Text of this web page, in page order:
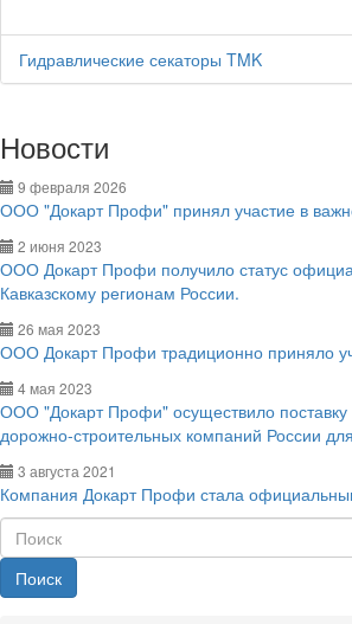
Гидравлические секаторы TMK
Новости
9 февраля 2026
ООО "Докарт Профи" принял участие в
2 июня 2023
ООО Докарт Профи получило статус
Кавказскому регионам России.
26 мая 2023
ООО Докарт Профи традиционно приняло
4 мая 2023
ООО "Докарт Профи" осуществило
дорожно-строительных компаний России
3 августа 2021
Компания Докарт Профи стала
Поиск